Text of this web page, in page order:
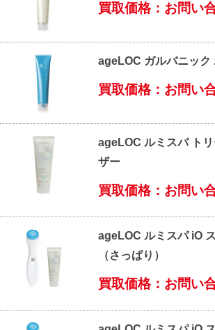
買取価格：お問い
ageLOC ガルバニック
買取価格：お問い
ageLOC ルミスパ ト
ザー
買取価格：お問い
ageLOC ルミスパ iO
（さっぱり）
買取価格：お問い